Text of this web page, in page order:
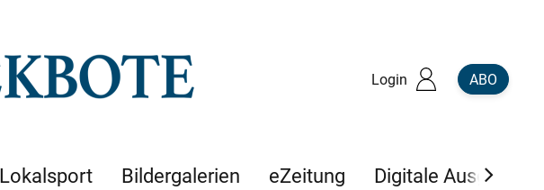
Login ABO
Lokalsport Bildergalerien eZeitung Digitale Ausgaben